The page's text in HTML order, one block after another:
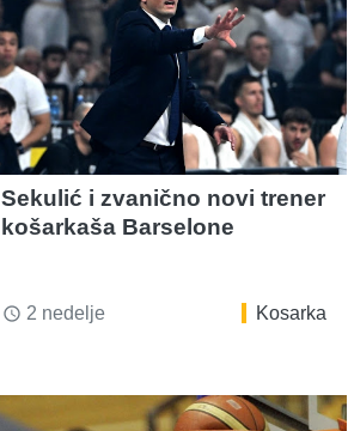
Sekulić i zvanično novi trener
košarkaša Barselone
access_time 2 nedelje Kosarka